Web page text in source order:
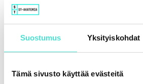
Suostumus Yksityiskohdat
Tämä sivusto käyttää evästeitä
kaikki omat tuotteesi.
Lähikoulutukseen sisältyy